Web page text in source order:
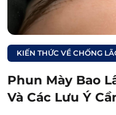
Căng chỉ da mắt giúp
cần phẫu thuật,
3. Đối tượng
Dưới đây là những
căng chỉ collagen
KIẾN THỨC VỀ CHỐNG
Phun Mày Bao
Và Các Lưu Ý